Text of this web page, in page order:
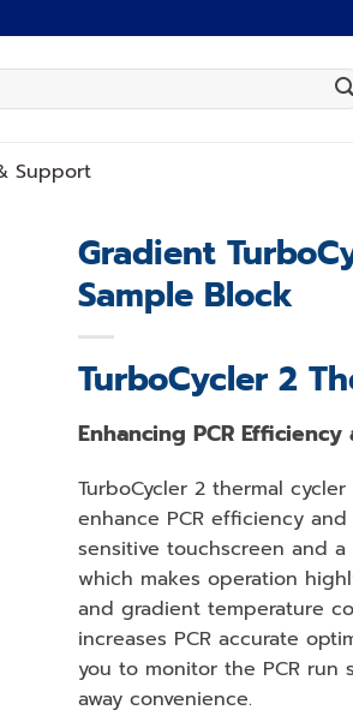
Support
Gradient
Sample Block
TurboCycler 2
Enhancing PCR
TurboCycler 2 thermal
enhance PCR efficiency
sensitive touchscreen and
which makes operation
and gradient temperature
increases PCR accurate
you to monitor the PCR run
away convenience.